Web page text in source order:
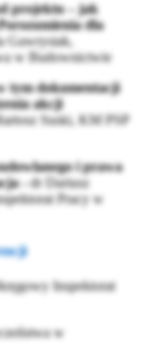
projektu – jak
dla
Gawrysiak,
w Budownictwie
tym dokumentacji
akcji
Suski, KM PSP
i prawa
-dr Dariusz
Pracy w
Inspektorat
w